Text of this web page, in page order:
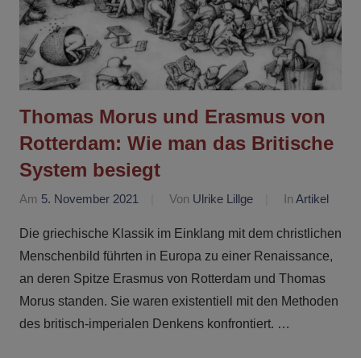
Thomas Morus und Erasmus von
Rotterdam: Wie man das Britische
System besiegt
Am 5. November 2021 Von Ulrike Lillge In Artikel
Die griechische Klassik im Einklang mit dem christlichen
Menschenbild führten in Europa zu einer Renaissance,
an deren Spitze Erasmus von Rotterdam und Thomas
Morus standen. Sie waren existentiell mit den Methoden
des britisch-imperialen Denkens konfrontiert. …